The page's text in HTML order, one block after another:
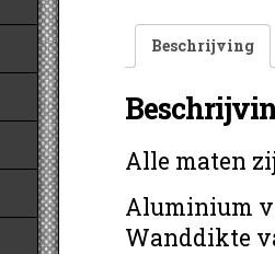
Beschrijving
Alle maten
Aluminium
Wanddikte